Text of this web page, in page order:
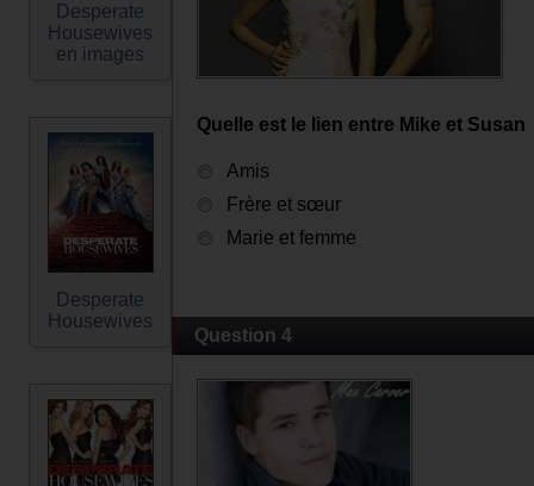
Desperate
Housewives
en images
Desperate
Housewives
Quelle est le lien entre Mike et Susan
Amis
Frère et sœur
Marie et femme
Question 4